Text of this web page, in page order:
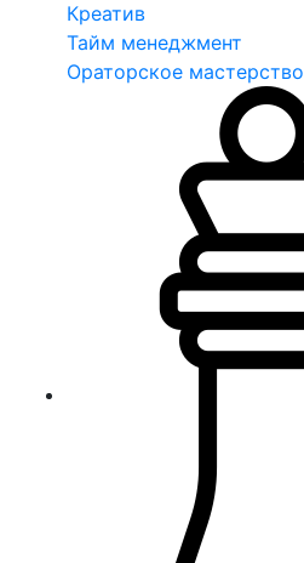
Креатив
Тайм менеджмент
Ораторское мастерство